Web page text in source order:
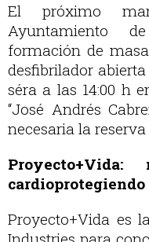
El próximo
Ayuntamiento
formación de
desfibrilador
séra a las 14:00 h
“José Andrés
necesaria la
Proyecto+Vida es